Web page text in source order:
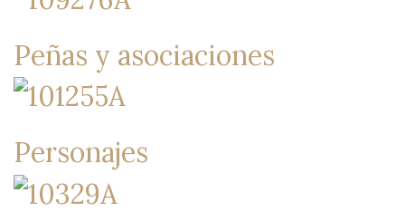
Peñas y asociaciones
Personajes